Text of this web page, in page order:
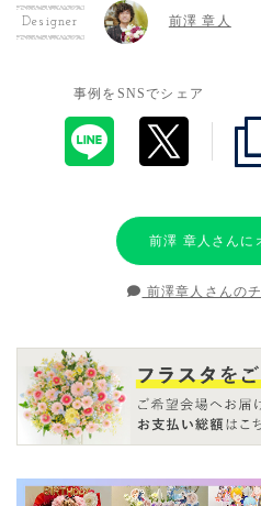
Designer 前澤 章人
事例をSNSでシェア
前澤 章人さんに
前澤章人さんの